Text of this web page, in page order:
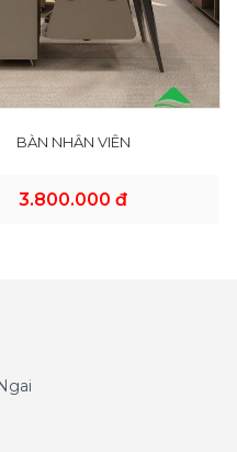
BÀN NHÂN VIÊN
3.800.000 đ